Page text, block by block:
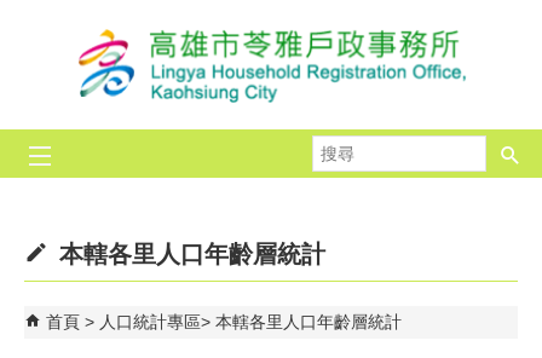
尋
本轄各里人口年齡層統計
首頁 人口統計專區 本轄各里人口年齡層統計